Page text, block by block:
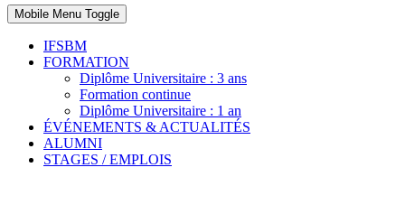
Mobile Menu Toggle
IFSBM
FORMATION
Diplôme Universitaire : 3 ans
Formation continue
Diplôme Universitaire : 1 an
ÉVÉNEMENTS & ACTUALITÉS
ALUMNI
STAGES / EMPLOIS